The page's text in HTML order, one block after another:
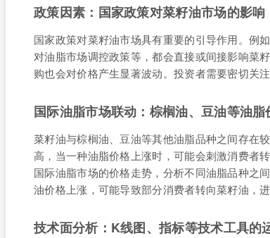
政策因素：国家政策对菜籽油市场的影响
国家政策对菜籽油市场具有重要的引导作用。例
对油脂市场调控政策等，都会直接或间接影响菜
购也会对价格产生显著波动。投资者需要密切关
国际油脂市场联动：棕榈油、豆油等油
菜籽油与棕榈油、豆油等其他油脂品种之间存在
高，当一种油脂价格上涨时，可能会刺激消费者
国际油脂市场的价格走势，分析不同油脂品种之
油价格上涨，可能导致部分消费者转向菜籽油，
技术面分析：K线图、指标等技术工具的